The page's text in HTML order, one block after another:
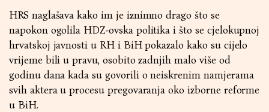
HRS naglašava kako im je iznimno drago što se
napokon ogolila HDZ-ovska politika i što se cjelokupnoj
hrvatskoj javnosti u RH i BiH pokazalo kako su cijelo
vrijeme bili u pravu, osobito zadnjih malo više od
godinu dana kada su govorili o neiskrenim namjerama
svih aktera u procesu pregovaranja oko izborne reforme
u BiH.